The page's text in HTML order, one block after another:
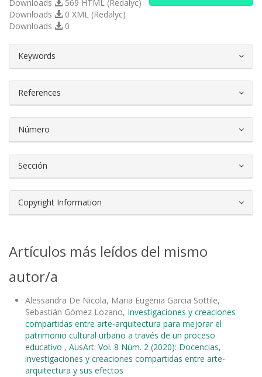
Downloads
569 HTML (Redalyc)
Downloads
0 XML (Redalyc)
Downloads
0
Keywords
References
Número
Sección
Copyright Information
Artículos más leídos del mismo
autor/a
Alessandra De Nicola, Maria Eugenia Garcia Sottile,
Sebastián Gómez Lozano, Investigaciones y creaciones
compartidas entre arte-arquitectura para mejorar el
patrimonio cultural urbano a través de un proceso
educativo , AusArt: Vol. 8 Núm. 2 (2020): Docencias,
investigaciones y creaciones compartidas entre arte-
arquitectura y sus efectos